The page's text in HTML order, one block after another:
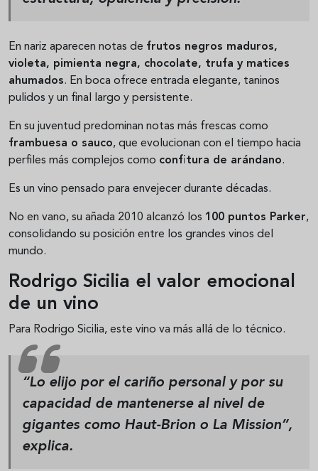
En nariz aparecen notas de frutos negros maduros,
violeta, pimienta negra, chocolate, trufa y matices
ahumados. En boca ofrece entrada elegante, taninos
pulidos y un final largo y persistente.
En su juventud predominan notas más frescas como
frambuesa o sauco, que evolucionan con el tiempo hacia
perfiles más complejos como confitura de arándano.
Es un vino pensado para envejecer durante décadas.
No en vano, su añada 2010 alcanzó los 100 puntos Parker,
consolidando su posición entre los grandes vinos del
mundo.
Rodrigo Sicilia el valor emocional
de un vino
Para Rodrigo Sicilia, este vino va más allá de lo técnico.
“Lo elijo por el cariño personal y por su
capacidad de mantenerse al nivel de
gigantes como Haut-Brion o La Mission”,
explica.